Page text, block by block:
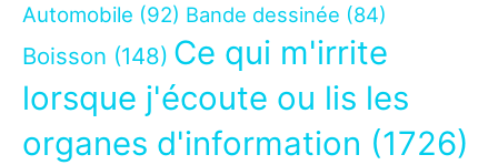
Automobile (92) Bande dessinée (84)
Boisson (148) Ce qui m'irrite
lorsque j'écoute ou lis les
organes d'information (1726)